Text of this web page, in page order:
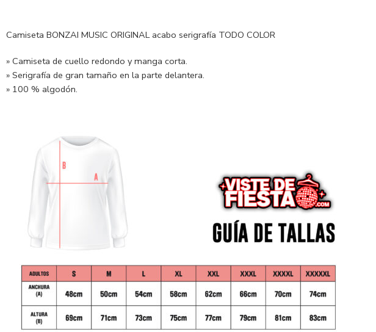
Camiseta BONZAI MUSIC ORIGINAL acabo serigrafía TODO COLOR
» Camiseta de cuello redondo y manga corta.
» Serigrafía de gran tamaño en la parte delantera.
» 100 % algodón.